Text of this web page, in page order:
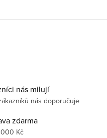
nás milují
nás doporučuje
zdarma
Kč